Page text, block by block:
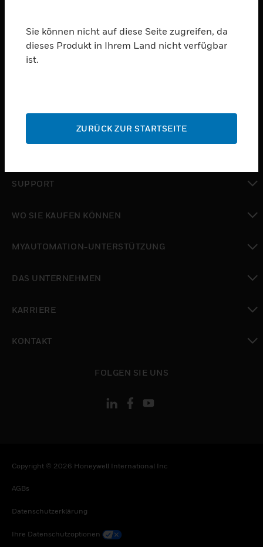
PRODUKTE
toggle view
toggle view
toggle view
SUPPORT
WO SIE KAUFEN KÖNNEN
MYAUTOMATION-UNTERSTÜTZUNG
DAS UNTERNEHMEN
KARRIERE
KONTAKT
FOLGEN SIE UNS
Copyright © 2026 Honeywell International Inc
AGBs
Datenschutzerklärung
Ihre Datenschutzoptionen
Sie können nicht auf diese Seite zugreifen, da
dieses Produkt in Ihrem Land nicht verfügbar
ist.
ZURÜCK ZUR STARTSEITE